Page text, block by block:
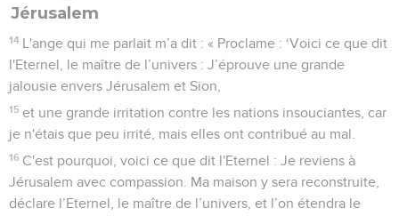
Jérusalem
14 L'ange qui me parlait m’a dit : « Proclame : ‘Voici ce que dit
l'Eternel, le maître de l’univers : J’éprouve une grande
jalousie envers Jérusalem et Sion,
15 et une grande irritation contre les nations insouciantes, car
je n'étais que peu irrité, mais elles ont contribué au mal.
16 C'est pourquoi, voici ce que dit l'Eternel : Je reviens à
Jérusalem avec compassion. Ma maison y sera reconstruite,
déclare l’Eternel, le maître de l’univers, et l’on étendra le